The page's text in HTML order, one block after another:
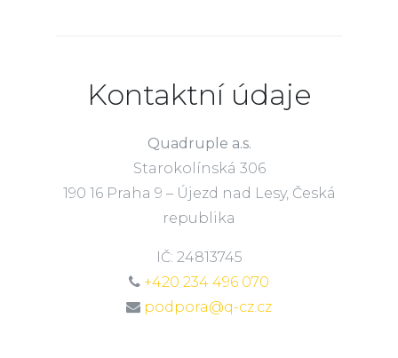
Kontaktní údaje
Quadruple a.s.
Starokolínská 306
190 16 Praha 9 – Újezd nad Lesy, Česká
republika
IČ: 24813745
+420 234 496 070
podpora@q-cz.cz